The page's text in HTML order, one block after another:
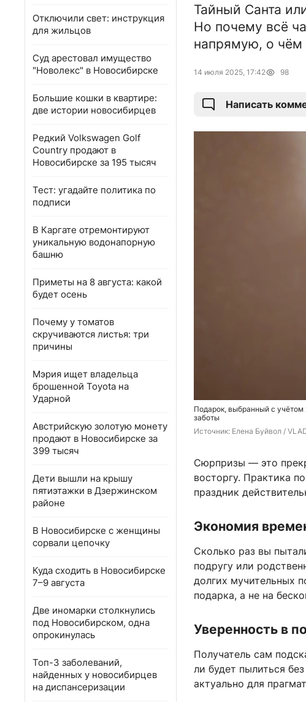
Отключили свет: инструкция
для жильцов
Суд арестовал имущество
"Новолекс" в Новосибирске
Большие кошки в квартире:
две истории новосибирцев
Редкий Volkswagen Golf
Country продают в
Новосибирске за 195 тысяч
Тест: угадайте политика по
подписи
В Каргате отремонтируют
уникальную водонапорную
башню
Приметы на 8 августа: какой
будет осень
Почему у томатов
скручиваются листья: три
причины
Мэрия ищет владельца
брошенной Toyota на
Ударной
Австрийскую золотую монету
продают в Новосибирске за
399 тысяч
Дети вышли на крышу
пятиэтажки в Дзержинском
районе
В Новосибирске с женщины
сорвали цепочку
Куда сходить в Новосибирске
7–9 августа
Две иномарки столкнулись
под Новосибирском, одна
опрокинулась
Топ-3 заболеваний,
найденных у новосибирцев
на диспансеризации
Тайный Санта
Но почему всё
напрямую, о чём
14 июля 2025, 17:42 98
Написать
Подарок, выбранный с
заботы
Источник: Елена Буйвол /
Сюрпризы — это
восторгу. Практика
праздник
Экономия
Сколько раз вы
подругу или
долгих мучительных
подарка, а не на
Уверенность в
Получатель сам
ли будет пылиться
актуально для